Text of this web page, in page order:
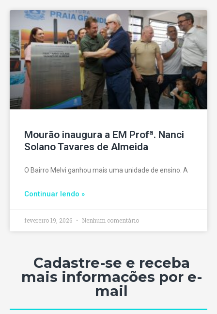
Mourão inaugura a EM Profª. Nanci
Solano Tavares de Almeida
O Bairro Melvi ganhou mais uma unidade de ensino. A
Continuar lendo »
fevereiro 19, 2026 Nenhum comentário
Cadastre-se e receba
mais informações por e-
mail